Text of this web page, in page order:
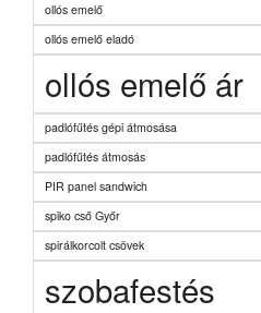
ollós emelő
ollós emelő eladó
ollós emelő ár
padlófűtés gépi átmosása
padlófűtés átmosás
PIR panel sandwich
spiko cső Győr
spirálkorcolt csövek
szobafestés